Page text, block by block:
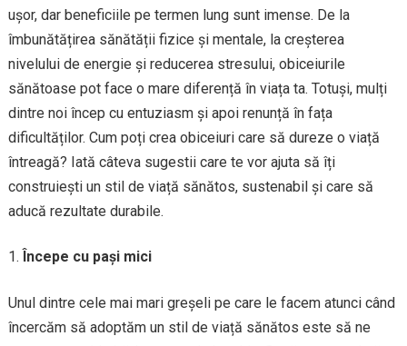
ușor, dar beneficiile pe termen lung sunt imense. De la
îmbunătățirea sănătății fizice și mentale, la creșterea
nivelului de energie și reducerea stresului, obiceiurile
sănătoase pot face o mare diferență în viața ta. Totuși, mulți
dintre noi încep cu entuziasm și apoi renunță în fața
dificultăților. Cum poți crea obiceiuri care să dureze o viață
întreagă? Iată câteva sugestii care te vor ajuta să îți
construiești un stil de viață sănătos, sustenabil și care să
aducă rezultate durabile.
Începe cu pași mici
Unul dintre cele mai mari greșeli pe care le facem atunci când
încercăm să adoptăm un stil de viață sănătos este să ne